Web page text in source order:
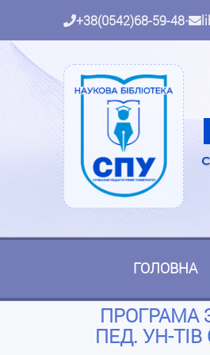
+38(0542)68-59-48•
ГОЛОВНА
ПРОГРАМА
ПЕД. УН-